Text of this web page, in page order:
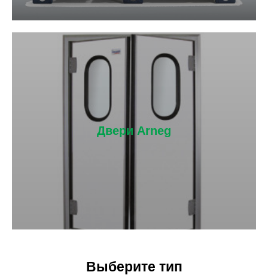
Двери Arneg
Выберите тип